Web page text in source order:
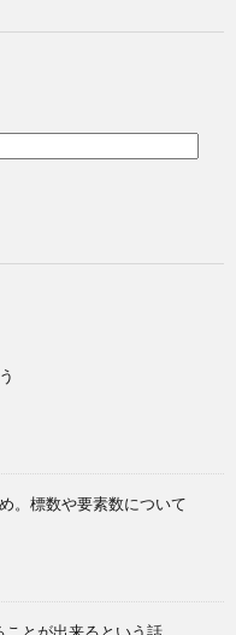
。標数や要素数について